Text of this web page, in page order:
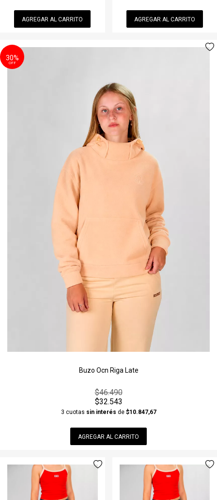
AGREGAR AL CARRITO AGREGAR AL CARRITO
Buzo Ocn Riga Late
30%
OFF
$46.490
$32.543
3 cuotas sin interés de $10.847,67
AGREGAR AL CARRITO